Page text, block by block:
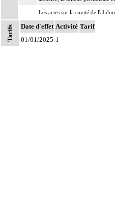
8
Les actes sur la cavité de
collection intraabdominale
drain.
Tarifs Date d'effet Activité Tarif
01/01/2025 1